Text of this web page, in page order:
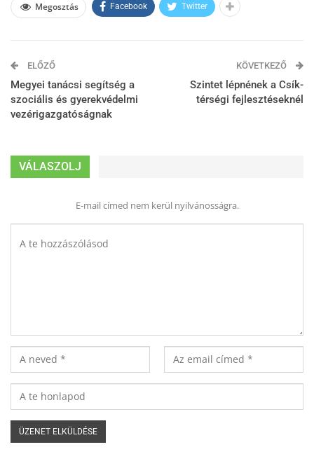
Megosztás Facebook Twitter
ELŐZŐ
Megyei tanácsi segítség a
szociális és gyerekvédelmi
vezérigazgatóságnak
KÖVETKEZŐ
Szintet lépnének a Csík-
térségi fejlesztéseknél
VÁLASZOLJ
E-mail címed nem kerül nyilvánosságra.